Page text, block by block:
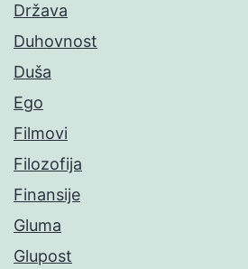
Država
Duhovnost
Duša
Ego
Filmovi
Filozofija
Finansije
Gluma
Glupost